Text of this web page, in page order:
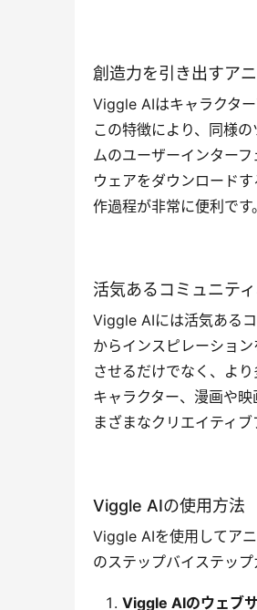
創造力を引き出すア
Viggle AIはキャラクタ
この特徴により、同様
ムのユーザーインター
ウェアをダウンロード
作過程が非常に便利です。
活気あるコミュニテ
Viggle AIには活気ある
からインスピレーショ
させるだけでなく、よ
キャラクター、漫画や
まざまなクリエイティ
Viggle AIの使用方法
Viggle AIを使用してア
のステップバイステップ
Viggle AIのウェブ